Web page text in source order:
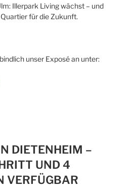
Illerpark Living wächst – und
für die Zukunft.
unser Exposé an unter:
DIETENHEIM –
UND 4
VERFÜGBAR